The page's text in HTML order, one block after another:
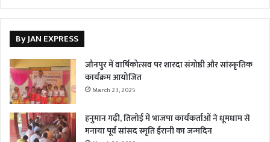
By JAN EXPRESS
जौनपुर में वार्षिकोत्सव पर शारदा संगोष्ठी और सांस्कृतिक
कार्यक्रम आयोजित
March 23, 2025
हनुमान गढ़ी, तिलोई में भाजपा कार्यकर्ताओं ने धूमधाम से
मनाया पूर्व सांसद स्मृति ईरानी का जन्मदिन